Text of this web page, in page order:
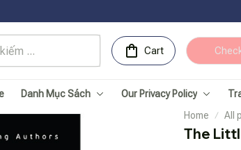
Cart
Danh Mục Sách Our Privacy Policy
Home
All
The